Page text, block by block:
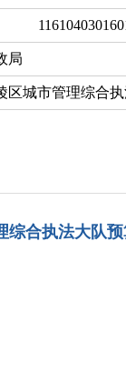
局
区城市管理综合
综合执法大队